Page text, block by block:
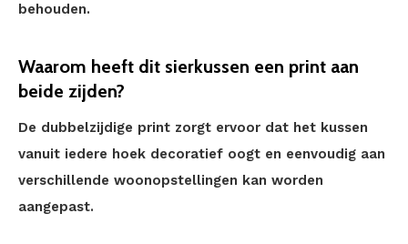
behouden.
Waarom heeft dit sierkussen een print aan
beide zijden?
De dubbelzijdige print zorgt ervoor dat het kussen
vanuit iedere hoek decoratief oogt en eenvoudig aan
verschillende woonopstellingen kan worden
aangepast.